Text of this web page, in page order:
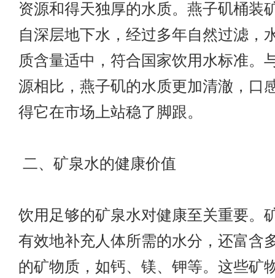
资源和得天独厚的水质。燕子矶桶装
自深层地下水，经过多年自然过滤，
质含量适中，符合国家饮用水标准。
源相比，燕子矶的水质更加清澈，口
得它在市场上站稳了脚跟。
二、矿泉水的健康价值
饮用足够的矿泉水对健康至关重要。
有效地补充人体所需的水分，还富含
的矿物质，如钙、镁、钾等。这些矿